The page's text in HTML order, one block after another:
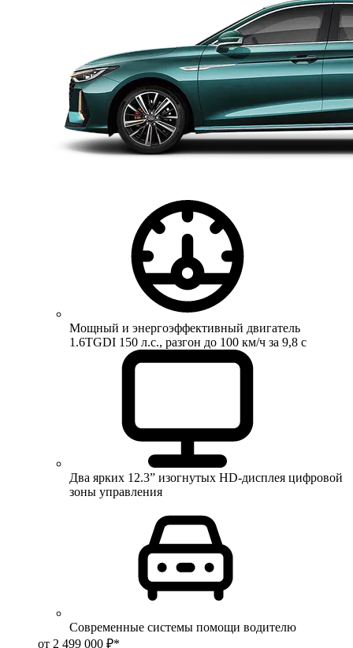
Мощный и энергоэффективный двигатель
1.6TGDI 150 л.с., разгон до 100 км/ч за 9,8 с
Два ярких 12.3” изогнутых HD-дисплея цифровой
зоны управления
Современные системы помощи водителю
от 2 499 000 ₽*